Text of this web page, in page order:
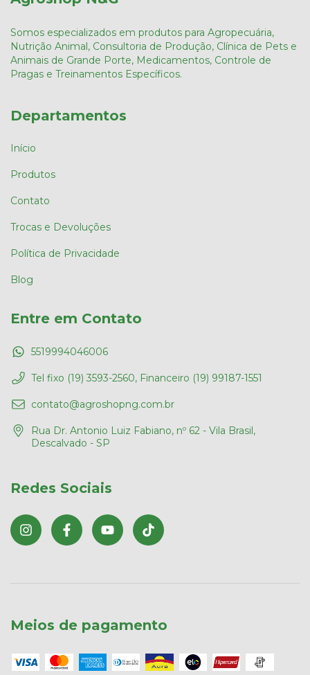
Somos especializados em produtos para Agropecuária,
Nutrição Animal, Consultoria de Produção, Clínica de Pets e
Animais de Grande Porte, Medicamentos, Controle de
Pragas e Treinamentos Específicos.
Departamentos
Início
Produtos
Contato
Trocas e Devoluções
Política de Privacidade
Blog
Entre em Contato
5519994046006
Tel fixo (19) 3593-2560, Financeiro (19) 99187-1551
contato@agroshopng.com.br
Rua Dr. Antonio Luiz Fabiano, nº 62 - Vila Brasil,
Descalvado - SP
Redes Sociais
Meios de pagamento